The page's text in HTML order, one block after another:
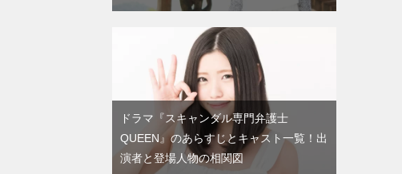
ドラマ『スキャンダル専門弁護士
QUEEN』のあらすじとキャスト一覧！出
演者と登場人物の相関図